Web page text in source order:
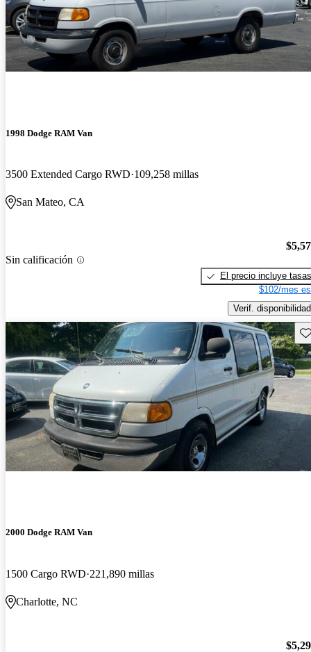
1998 Dodge RAM Van
3500 Extended Cargo RWD 109,258 millas
San Mateo, CA
Sin calificación
El precio incluye tasas
$102/mes
Verif. disponibilidad
2000 Dodge RAM Van
1500 Cargo RWD 221,890 millas
Charlotte, NC